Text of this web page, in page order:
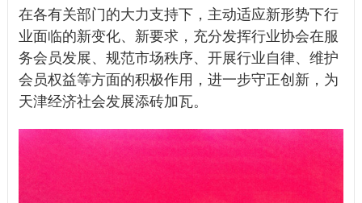
在各有关部门的大力支持下，主动适应新形势下行
业面临的新变化、新要求，充分发挥行业协会在服
务会员发展、规范市场秩序、开展行业自律、维护
会员权益等方面的积极作用，进一步守正创新，为
天津经济社会发展添砖加瓦。